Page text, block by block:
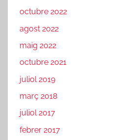
octubre 2022
agost 2022
maig 2022
octubre 2021
juliol 2019
març 2018
juliol 2017
febrer 2017